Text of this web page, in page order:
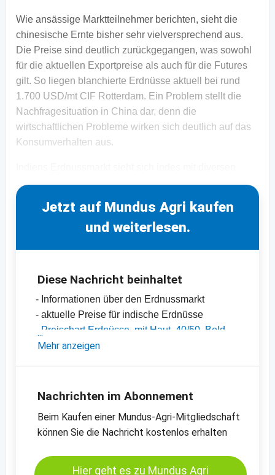
Wie ansässige Marktteilnehmer berichten, sieht die
chinesische Ernte bisher sehr vielversprechend aus.
Die Preise sind deutlich zurückgegangen, was sowohl
für die aktuellen Exportpreise als auch für die Futures
gilt. So liegen blanchierte Erdnüsse aktuell bei rund
1.700 USD/mt CIF Rotterdam. Ein Problem stellt die
Nachfragesituation in China dar, denn die
wirtschaftlichen Probleme wirken sich deutlich auf das
Konsumverhalten aus.
Jetzt auf Mundus Agri kaufen
und weiterlesen.
Diese Nachricht beinhaltet
- Informationen über den Erdnussmarkt
- aktuelle Preise für indische Erdnüsse
Preischart Erdnüsse, mit Haut, 40/50, Bold,
Indien
-allgemeine Preisinformationen
Mehr anzeigen
Nachrichten im Abonnement
Beim Kaufen einer Mundus-Agri-Mitgliedschaft
können Sie die Nachricht kostenlos erhalten
Hier geht es zu Mundus Agri